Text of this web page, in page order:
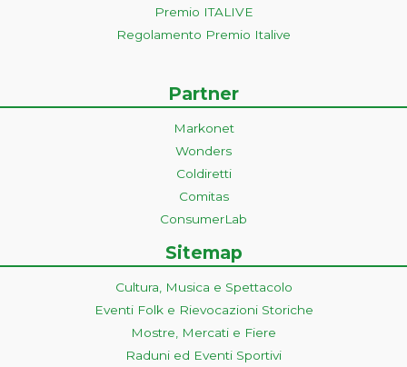
Premio ITALIVE
Regolamento Premio Italive
Partner
Markonet
Wonders
Coldiretti
Comitas
ConsumerLab
Sitemap
Cultura, Musica e Spettacolo
Eventi Folk e Rievocazioni Storiche
Mostre, Mercati e Fiere
Raduni ed Eventi Sportivi